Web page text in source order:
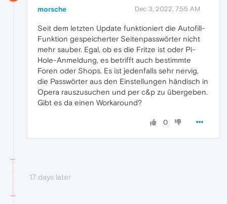
morsche Dec 3, 2022, 7:55 AM
Seit dem letzten Update funktioniert die Autofill-
Funktion gespeicherter Seitenpasswörter nicht
mehr sauber. Egal, ob es die Fritze ist oder Pi-
Hole-Anmeldung, es betrifft auch bestimmte
Foren oder Shops. Es ist jedenfalls sehr nervig,
die Passwörter aus den Einstellungen händisch in
Opera rauszusuchen und per c&p zu übergeben.
Gibt es da einen Workaround?
0
17 days later